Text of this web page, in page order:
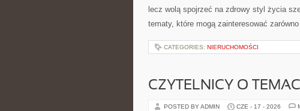
lecz wolą spojrzeć na zdrowy styl życia
tematy, które mogą zainteresować
CATEGORIES: NIERUCHOMOŚCI
CZYTELNICY O
POSTED BY ADMIN CZE - 17 - 2026